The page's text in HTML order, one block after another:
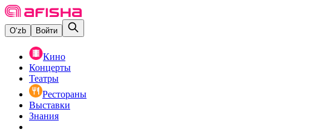
O‘zb Войти
Кино
Концерты
Театры
Рестораны
Выставки
Знания